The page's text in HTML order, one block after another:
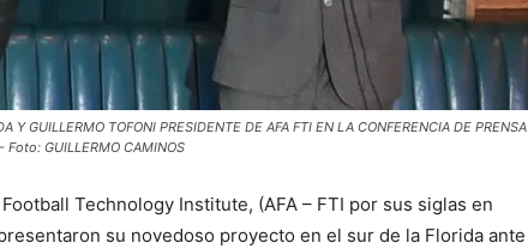
Y GUILLERMO TOFONI PRESIDENTE DE AFA FTI EN LA CONFERENCIA DE PRENSA
Foto: GUILLERMO CAMINOS
Technology Institute, (AFA – FTI por sus siglas en
su novedoso proyecto en el sur de la Florida ante